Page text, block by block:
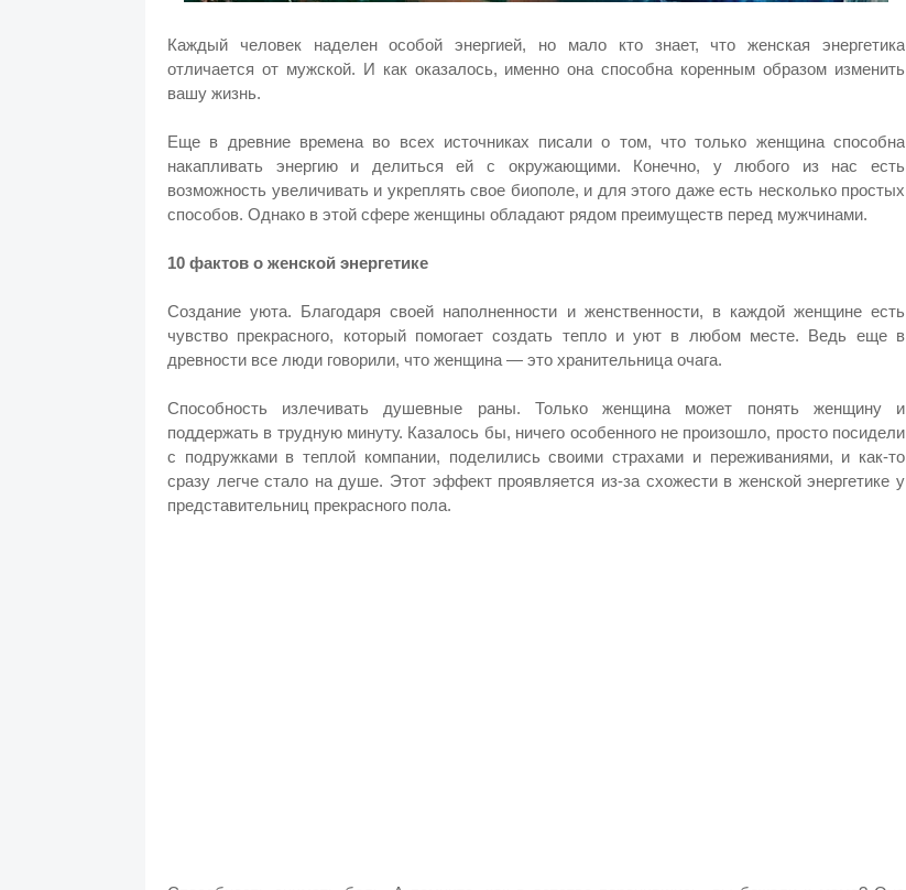
Каждый человек наделен особой энергией, но мало кто знает, что женская энергетика
отличается от мужской. И как оказалось, именно она способна коренным образом изменить
вашу жизнь.
Еще в древние времена во всех источниках писали о том, что только женщина способна
накапливать энергию и делиться ей с окружающими. Конечно, у любого из нас есть
возможность увеличивать и укреплять свое биополе, и для этого даже есть несколько простых
способов. Однако в этой сфере женщины обладают рядом преимуществ перед мужчинами.
10 фактов о женской энергетике
Создание уюта. Благодаря своей наполненности и женственности, в каждой женщине есть
чувство прекрасного, который помогает создать тепло и уют в любом месте. Ведь еще в
древности все люди говорили, что женщина — это хранительница очага.
Способность излечивать душевные раны. Только женщина может понять женщину и
поддержать в трудную минуту. Казалось бы, ничего особенного не произошло, просто посидели
с подружками в теплой компании, поделились своими страхами и переживаниями, и как-то
сразу легче стало на душе. Этот эффект проявляется из-за схожести в женской энергетике у
представительниц прекрасного пола.